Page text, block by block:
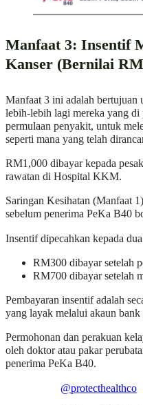
Manfaat 3: Insentif
Kanser (Bernilai
Manfaat 3 ini adalah bertujuan
lebih-lebih lagi mereka yang
permulaan penyakit, untuk
seperti mana yang telah
RM1,000 dibayar kepada
rawatan di Hospital KKM.
Saringan Kesihatan (Manfaat
sebelum penerima PeKa B40
Insentif dipecahkan kepada
RM300 dibayar setelah
RM700 dibayar setelah
Pembayaran insentif adalah
yang layak melalui akaun
Permohonan dan perakuan
oleh doktor atau pakar
penerima PeKa B40.
@protecthealthco